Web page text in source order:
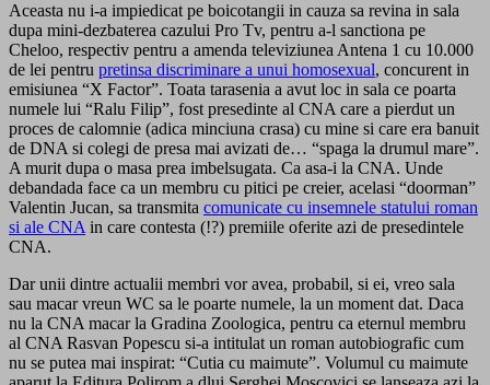
Aceasta nu i-a impiedicat pe boicotangii in cauza sa revina in sala
dupa mini-dezbaterea cazului Pro Tv, pentru a-l sanctiona pe
Cheloo, respectiv pentru a amenda televiziunea Antena 1 cu 10.000
de lei pentru pretinsa discriminare a unui homosexual, concurent in
emisiunea “X Factor”. Toata tarasenia a avut loc in sala ce poarta
numele lui “Ralu Filip”, fost presedinte al CNA care a pierdut un
proces de calomnie (adica minciuna crasa) cu mine si care era banuit
de DNA si colegi de presa mai avizati de… “spaga la drumul mare”.
A murit dupa o masa prea imbelsugata. Ca asa-i la CNA. Unde
debandada face ca un membru cu pitici pe creier, acelasi “doorman”
Valentin Jucan, sa transmita comunicate cu insemnele statului roman
si ale CNA in care contesta (!?) premiile oferite azi de presedintele
CNA.
Dar unii dintre actualii membri vor avea, probabil, si ei, vreo sala
sau macar vreun WC sa le poarte numele, la un moment dat. Daca
nu la CNA macar la Gradina Zoologica, pentru ca eternul membru
al CNA Rasvan Popescu si-a intitulat un roman autobiografic cum
nu se putea mai inspirat: “Cutia cu maimute”. Volumul cu maimute